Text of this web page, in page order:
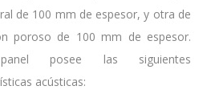
de 100 mm de espesor, y otra de
poroso de 100 mm de espesor.
posee las siguientes
acústicas: